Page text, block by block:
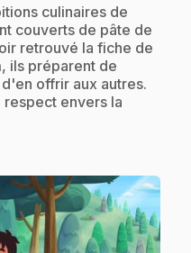
culinaires de
couverts de pâte de
retrouvé la fiche de
ils préparent de
offrir aux autres.
respect envers la